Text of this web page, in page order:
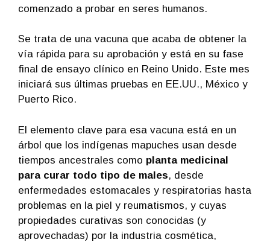
comenzado a probar en seres humanos.
Se trata de una vacuna que acaba de obtener la
vía rápida para su aprobación y está en su fase
final de ensayo clínico en Reino Unido. Este mes
iniciará sus últimas pruebas en EE.UU., México y
Puerto Rico.
El elemento clave para esa vacuna está en un
árbol que los indígenas mapuches usan desde
tiempos ancestrales como planta medicinal
para curar todo tipo de males, desde
enfermedades estomacales y respiratorias hasta
problemas en la piel y reumatismos, y cuyas
propiedades curativas son conocidas (y
aprovechadas) por la industria cosmética,